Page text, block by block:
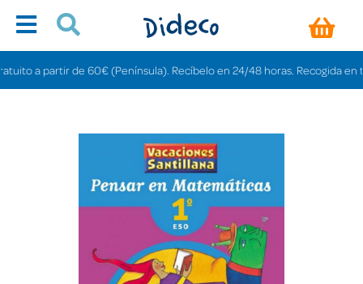
a partir de 60€ (Península). Recíbelo en 24/48 horas. Recogida en